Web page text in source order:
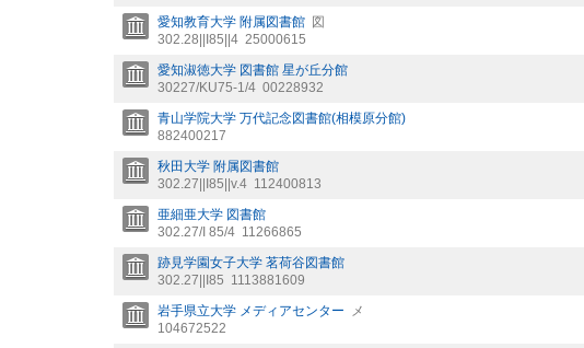
愛知教育大学 附属図書館 図
302.28||I85||4 25000615
愛知淑徳大学 図書館 星が丘分館
30227/KU75-1/4 00228932
青山学院大学 万代記念図書館(相模原分館)
882400217
秋田大学 附属図書館
302.27||I85||v.4 112400813
亜細亜大学 図書館
302.27/I 85/4 11266865
跡見学園女子大学 茗荷谷図書館
302.27||I85 1113881609
岩手県立大学 メディアセンター
メ
104672522